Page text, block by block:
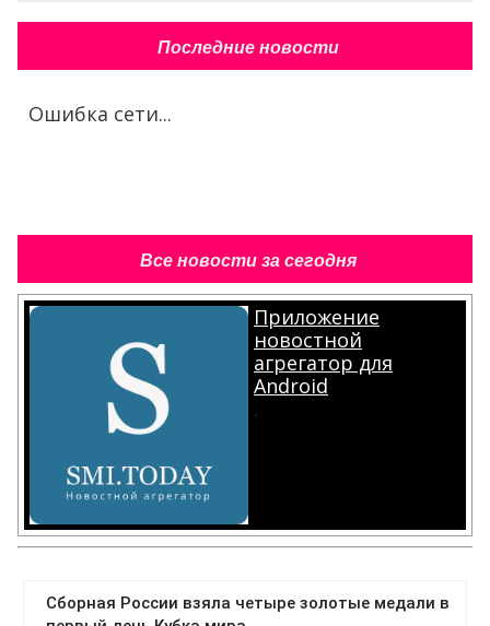
Последние новости
Ошибка сети...
Все новости за сегодня
Приложение
новостной
агрегатор для
Android
.